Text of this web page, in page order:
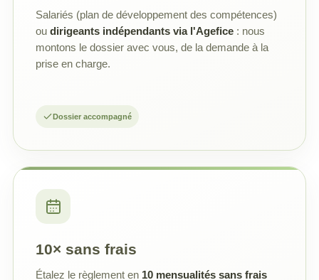
Salariés (plan de développement des compétences)
ou dirigeants indépendants via l'Agefice : nous
montons le dossier avec vous, de la demande à la
prise en charge.
Dossier accompagné
10× sans frais
Étalez le règlement en 10 mensualités sans frais